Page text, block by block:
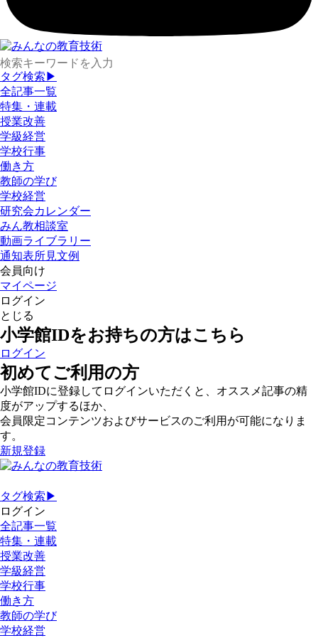
タグ検索▶
全記事一覧
特集・連載
授業改善
学級経営
学校行事
働き方
教師の学び
学校経営
研究会カレンダー
みん教相談室
動画ライブラリー
通知表所見文例
会員向け
マイページ
ログイン
とじる
小学館IDをお持ちの方はこちら
ログイン
初めてご利用の方
小学館IDに登録してログインいただくと、オススメ記事の精
度がアップするほか、
会員限定コンテンツおよびサービスのご利用が可能になりま
す。
新規登録
タグ検索▶
ログイン
全記事一覧
特集・連載
授業改善
学級経営
学校行事
働き方
教師の学び
学校経営